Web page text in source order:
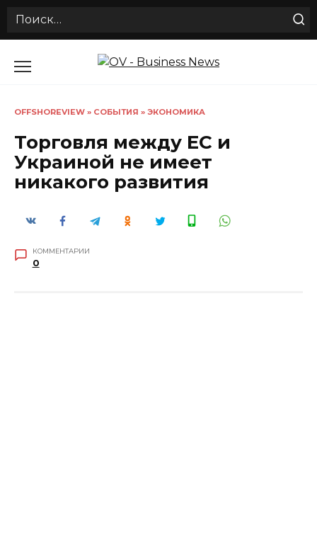
Search
OFFSHOREVIEW » СОБЫТИЯ » ЭКОНОМИКА
Торговля между ЕС и
Украиной не имеет
никакого развития
КОММЕНТАРИИ
0